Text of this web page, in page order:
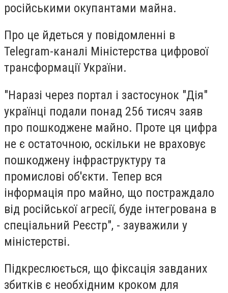
російськими окупантами майна.
Про це йдеться у повідомленні в
Telegram-каналі Міністерства цифрової
трансформації України.
"Наразі через портал і застосунок "Дія"
українці подали понад 256 тисяч заяв
про пошкоджене майно. Проте ця цифра
не є остаточною, оскільки не враховує
пошкоджену інфраструктуру та
промислові об'єкти. Тепер вся
інформація про майно, що постраждало
від російської агресії, буде інтегрована в
спеціальний Реєстр", - зауважили у
міністерстві.
Підкреслюється, що фіксація завданих
збитків є необхідним кроком для